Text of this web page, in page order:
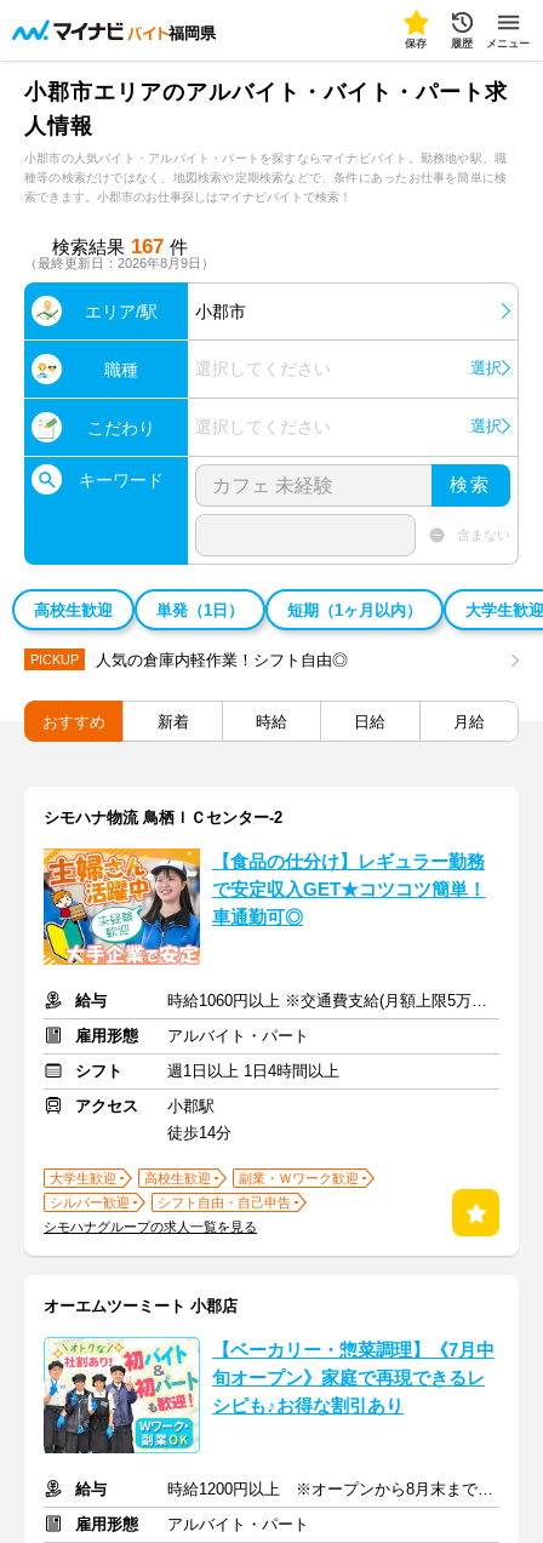
福岡県
保存 履歴 メニュー
小郡市エリアのアルバイト・バイト・パート求
人情報
小郡市の人気バイト・アルバイト・パートを探すならマイナビバイト。勤務地や駅、職
種等の検索だけではなく、地図検索や定期検索などで、条件にあったお仕事を簡単に検
索できます。小郡市のお仕事探しはマイナビバイトで検索！
検索結果 167 件
（最終更新日：2026年8月9日）
エリア/駅 小郡市
職種 選択してください 選択
こだわり 選択してください 選択
キーワード 検索
含まない
高校生歓迎 単発（1日） 短期（1ヶ月以内） 大学生歓迎
PICKUP 人気の倉庫内軽作業！シフト自由◎
おすすめ 新着 時給 日給 月給
シモハナ物流 鳥栖ＩＣセンター-2
【食品の仕分け】レギュラー勤務
で安定収入GET★コツコツ簡単！
車通勤可◎
給与
時給1060円以上 ※交通費支給(月額上限5万円まで)
雇用形態
アルバイト・パート
シフト
週1日以上 1日4時間以上
アクセス
小郡駅
徒歩14分
大学生歓迎 高校生歓迎
副業・Ｗワーク歓迎
シルバー歓迎
シフト自由・自己申告
シモハナグループの求人一覧を見る
オーエムツーミート 小郡店
【ベーカリー・惣菜調理】《7月中
旬オープン》家庭で再現できるレ
シピも♪お得な割引あり
給与
時給1200円以上 ※オープンから8月末まで特別時給：1300円
雇用形態
アルバイト・パート